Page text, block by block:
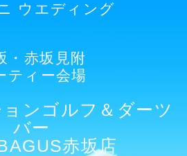
ウエディング
・赤坂見附
ティー会場
ンゴルフ＆ダーツ
バー
赤坂店